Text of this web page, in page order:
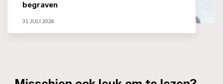
begraven
31 JULI 2026